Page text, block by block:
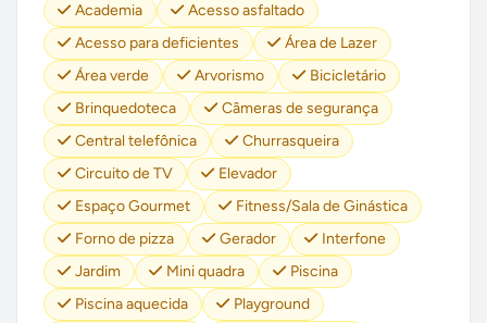
Academia
Acesso asfaltado
Acesso para deficientes
Área de Lazer
Área verde
Arvorismo
Bicicletário
Brinquedoteca
Câmeras de segurança
Central telefônica
Churrasqueira
Circuito de TV
Elevador
Espaço Gourmet
Fitness/Sala de Ginástica
Forno de pizza
Gerador
Interfone
Jardim
Mini quadra
Piscina
Piscina aquecida
Playground